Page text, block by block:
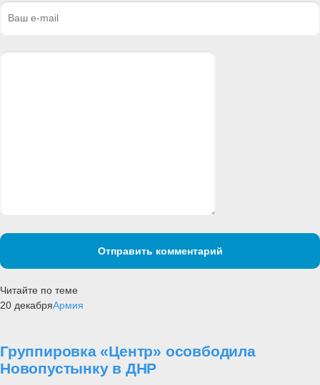
Отправить комментарий
Читайте по теме
20 декабряАрмия
Группировка «Центр» осовбодила
Новопустынку в ДНР